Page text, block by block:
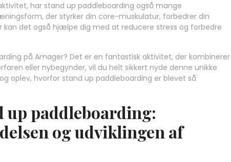
har stand up paddleboarding også mange
der styrker din core-muskulatur, forbedrer din
kan det også hjælpe dig med at reducere stress og forbedre
på Amager? Det er en fantastisk aktivitet, der kombinerer
eller nybegynder, vil du helt sikkert nyde denne unikke
oplev, hvorfor stand up paddleboarding er blevet så
up paddleboarding:
og udviklingen af